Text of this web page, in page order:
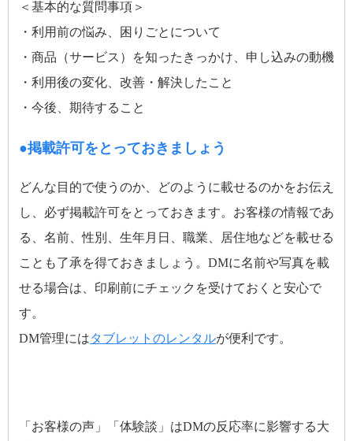
＜基本的な質問事項＞
・利用前の悩み、困りごとについて
・商品（サービス）を知ったきっかけ、申し込みの動機
・利用後の変化、改善・解決したこと
・今後、期待すること
●掲載許可をとっておきましょう
どんな目的で使うのか、どのように載せるのかをお伝え
し、必ず掲載許可をとっておきます。お客様の情報であ
る、名前、性別、生年月日、職業、居住地などを載せる
ことも了承を得ておきましょう。 DMに名前や写真を載
せる場合は、印刷前にチェックを受けておくと安心で
す。
DM管理にはタブレットのレンタルが便利です。
「お客様の声」「体験談」はDMの反応率に影響する大